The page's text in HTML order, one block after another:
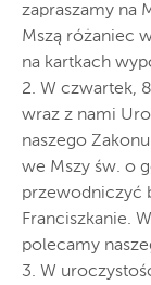
zapraszamy na
Mszą różaniec
na kartkach
2. W czwartek,
wraz z nami
naszego
we Mszy św. o
przewodniczyć
Franciszkanie.
polecamy
3. W